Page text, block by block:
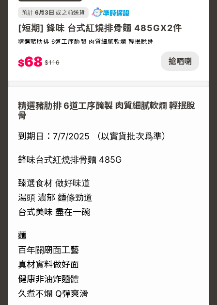
搶哂喇
預計 6月3日 或之前送貨
[短期] 鋒味 台式紅燒排骨麵 485GX2件
精選豬肋排 6道工序醃製 肉質細膩軟爛 輕抿脫骨
$68 $116
精選豬肋排 6道工序醃製 肉質細膩軟爛 輕抿脫
骨
到期日：7/7/2025 （以實貨批次爲準）
鋒味台式紅燒排骨麵 485G
臻選食材 做好味道
湯頭 濃郁 麵條勁道
台式美味 盡在一碗
麵
百年關廟面工藝
真材實料做好面
健康非油炸麵體
久煮不爛 Q彈爽滑